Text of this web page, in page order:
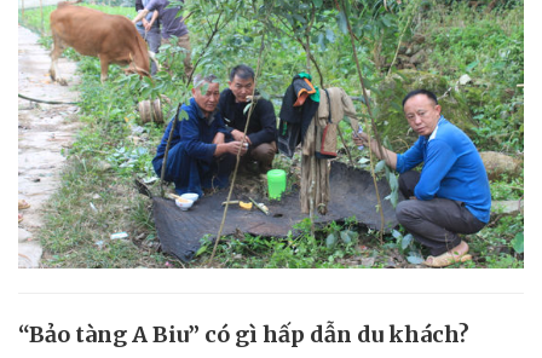
“Bảo tàng A Biu” có gì hấp dẫn du khách?